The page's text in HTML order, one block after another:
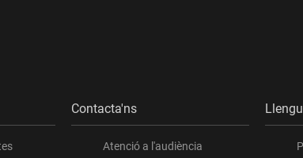
Contacta'ns
Atenció a l'audiència